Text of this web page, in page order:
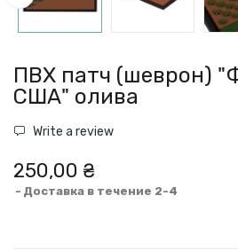
ПВХ патч (шеврон)
США" олива
Write a review
250,00 ₴
Доставка в течение 2-4